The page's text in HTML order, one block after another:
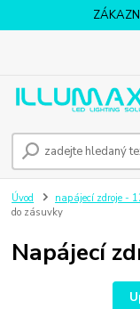
Úvod napájecí zdroje -
do zásuvky
Napájecí